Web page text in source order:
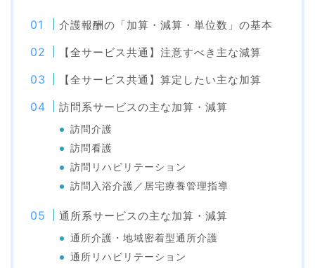
介護報酬の「加算・減算・単位数」の基本
【全サービス共通】注意すべき主な減算
【全サービス共通】算定したい主な加算
訪問系サービスの主な加算・減算
訪問介護
訪問看護
訪問リハビリテーション
訪問入浴介護／居宅療養管理指導
通所系サービスの主な加算・減算
通所介護・地域密着型通所介護
通所リハビリテーション